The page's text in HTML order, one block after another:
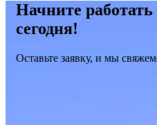
Начните
сегодня!
Оставьте заявку, и мы